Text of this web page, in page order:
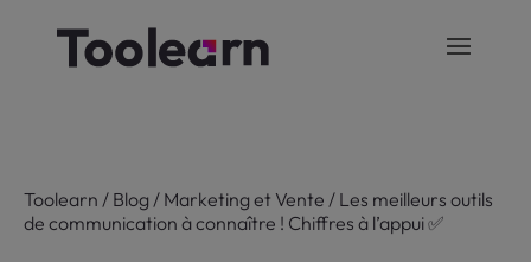
Toolearn / Blog / Marketing et Vente / Les meilleurs outils
de communication à connaître ! Chiffres à l’appui ✅